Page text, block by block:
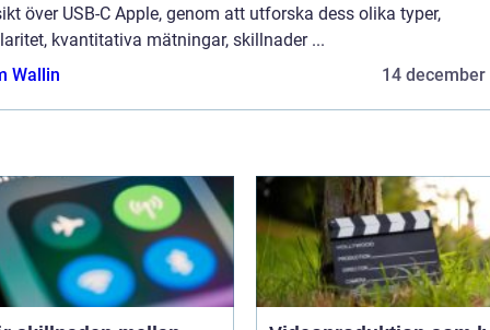
över USB-C Apple, genom att utforska dess olika typer,
kvantitativa mätningar, skillnader ...
Wallin
14 december